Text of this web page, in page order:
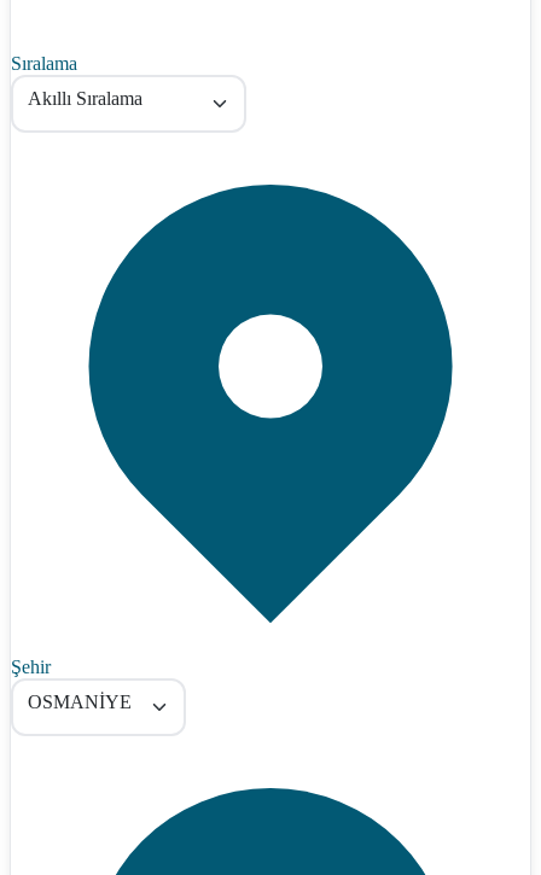
Sıralama
Akıllı Sıralama
Şehir
OSMANİYE